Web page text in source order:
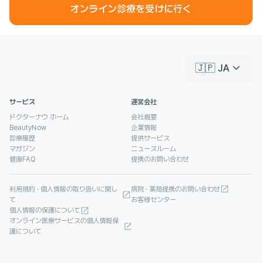
オンライン診療を受けに行く
🇯🇵 JA keyboard_arrow_down
サービス
ドクターナウ ホーム
BeautyNow
診療履歴
マガジン
健康FAQ
運営会社
会社概要
企業情報
提供サービス
ニュースルーム
提携のお問い合わせ
利用規約 · 個人情報の取り扱いに関し
て
個人情報の保護について
オンライン医療サービスの個人情報保
護について
病院 · 薬局提携のお問い合わせ
お客様センター